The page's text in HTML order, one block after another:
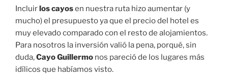
Incluirlos cayosen nuestra ruta hizo aumentar (y
mucho) el presupuesto ya que el precio del hotel es
muy elevado comparado con el resto de alojamientos.
Para nosotros la inversión valió la pena, porqué, sin
duda,Cayo Guillermo nos pareció de los lugares más
idílicos que habíamos visto.